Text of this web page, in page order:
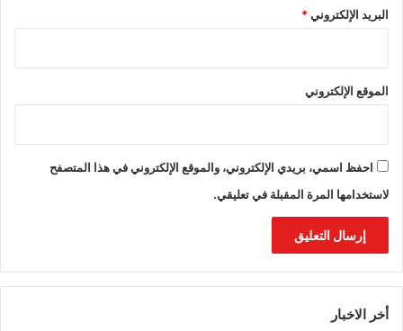
البريد الإلكتروني*
الموقع الإلكتروني
احفظ اسمي، بريدي الإلكتروني، والموقع الإلكتروني في هذا المتصفح
لاستخدامها المرة المقبلة في تعليقي.
أخر الاخبار